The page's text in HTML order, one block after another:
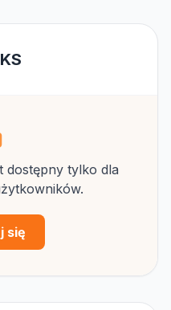
dostępny tylko dla
się